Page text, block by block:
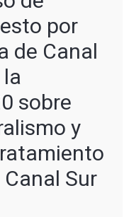
por
de Canal
sobre
y
Canal Sur